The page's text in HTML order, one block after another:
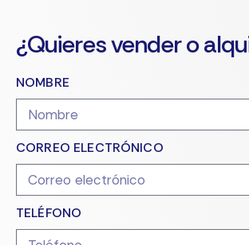
¿Quieres vender o
NOMBRE
CORREO ELECTRÓNICO
TELÉFONO